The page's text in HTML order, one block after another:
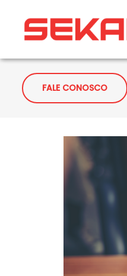
FALE CONOSCO